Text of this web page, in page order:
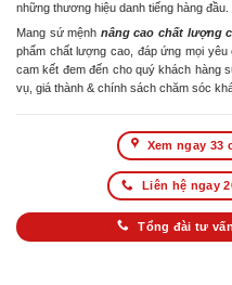
những thương hiệu danh tiếng hàng đầu.
Mang sứ mệnh nâng cao chất lượng
phẩm chất lượng cao, đáp ứng mọi
cam kết đem đến cho quý khách hàng
vụ, giá thành & chính sách chăm sóc
Xem ngay 33
Liên hệ ngay
Tổng đài tư